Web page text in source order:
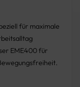
für maximale
EME400 für